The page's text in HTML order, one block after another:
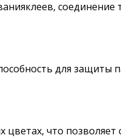
для защиты
что